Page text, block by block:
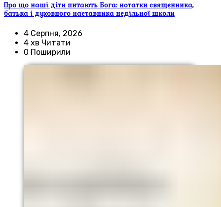
Про що наші діти питають Бога: нотатки священника,
батька і духовного наставника недільної школи
4 Серпня, 2026
4 хв Читати
0 Поширили